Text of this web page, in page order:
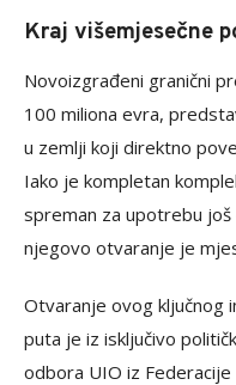
Kraj višemjesečne
Novoizgrađeni granični
100 miliona evra,
u zemlji koji direktno
Iako je kompletan
spreman za upotrebu
njegovo otvaranje je
Otvaranje ovog ključnog
puta je iz isključivo
odbora UIO iz Federacije